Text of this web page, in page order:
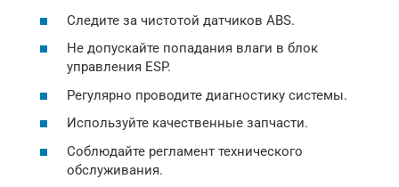
Следите за чистотой датчиков ABS.
Не допускайте попадания влаги в блок
управления ESP.
Регулярно проводите диагностику системы.
Используйте качественные запчасти.
Соблюдайте регламент технического
обслуживания.